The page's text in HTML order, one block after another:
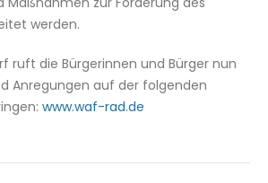
werden.
ruft die Bürgerinnen und Bürger nun
Anregungen auf der folgenden
www.waf-rad.de